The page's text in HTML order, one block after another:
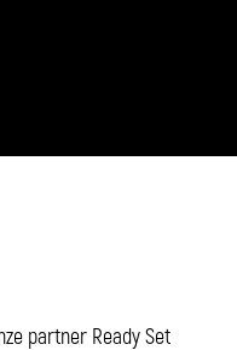
partner Ready Set